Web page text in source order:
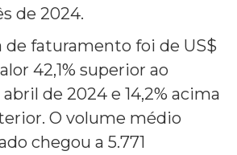
de 2024.
de faturamento foi de US$
42,1% superior ao
de 2024 e 14,2% acima
O volume médio
chegou a 5.771